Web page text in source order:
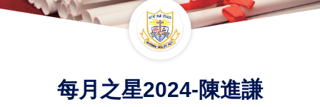
每月之星2024-陳進謙